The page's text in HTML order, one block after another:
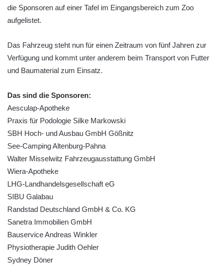
die Sponsoren auf einer Tafel im Eingangsbereich zum Zoo
aufgelistet.
Das Fahrzeug steht nun für einen Zeitraum von fünf Jahren zur
Verfügung und kommt unter anderem beim Transport von Futter
und Baumaterial zum Einsatz.
Das sind die Sponsoren:
Aesculap-Apotheke
Praxis für Podologie Silke Markowski
SBH Hoch- und Ausbau GmbH Gößnitz
See-Camping Altenburg-Pahna
Walter Misselwitz Fahrzeugausstattung GmbH
Wiera-Apotheke
LHG-Landhandelsgesellschaft eG
SIBU Galabau
Randstad Deutschland GmbH & Co. KG
Sanetra Immobilien GmbH
Bauservice Andreas Winkler
Physiotherapie Judith Oehler
Sydney Döner